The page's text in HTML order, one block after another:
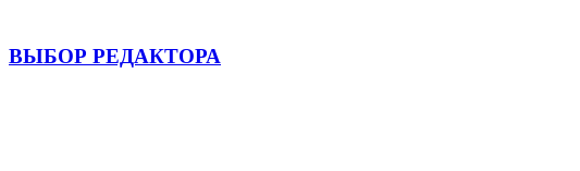
ВЫБОР РЕДАКТОРА